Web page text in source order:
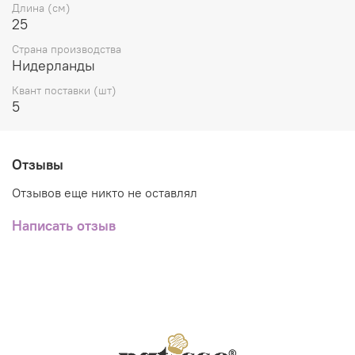
Длина (см)
25
Страна производства
Нидерланды
Квант поставки (шт)
5
Отзывы
Отзывов еще никто не оставлял
Написать отзыв